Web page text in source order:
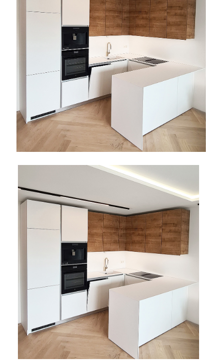
Boje i
lakovi
Građevinski
materijali
Bijela
tehnika
Metalna
galanterija
Elektromaterijal
za
namještaj